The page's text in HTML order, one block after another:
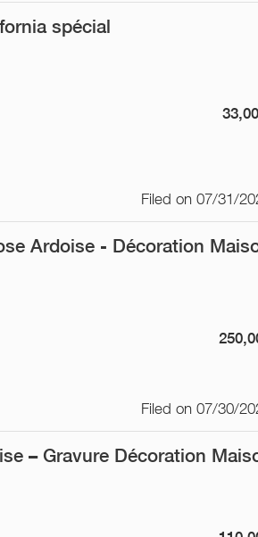
spécial
33,00
Filed on 07/31/
Ardoise - Décoration
Filed on 07/30/
– Gravure Décoration